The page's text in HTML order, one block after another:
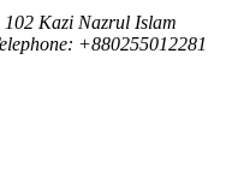
Kazi Nazrul Islam
+880255012281